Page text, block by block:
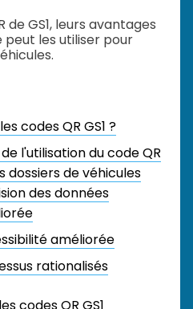
de GS1, leurs avantages
les utiliser pour
codes QR GS1 ?
l'utilisation du code QR
dossiers de véhicules
des données
améliorée
rationalisés